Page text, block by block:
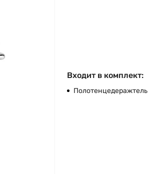
Входит в комплект:
Полотенцедеражтель